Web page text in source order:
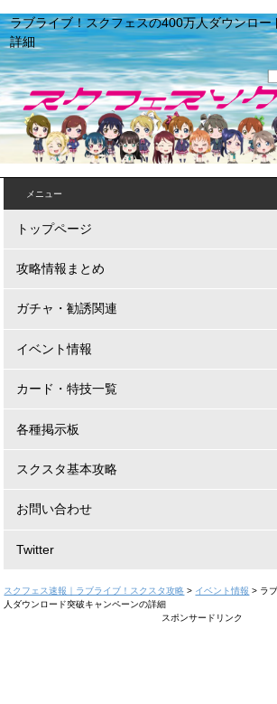
ラブライブ！スクフェスの400万人ダウンロー
詳細
メニュー
トップページ
攻略情報まとめ
ガチャ・勧誘関連
イベント情報
カード・特技一覧
各種掲示板
スクスタ基本攻略
お問い合わせ
Twitter
スクフェス速報｜ラブライブ！スクスタ攻略 > イベント情報 > ラ
人ダウンロード突破キャンペーンの詳細
スポンサードリンク